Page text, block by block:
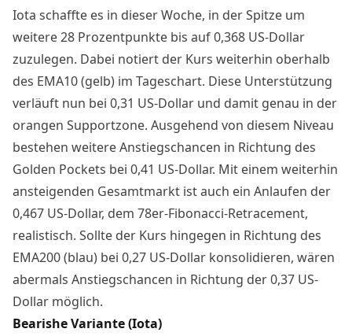
Iota schaffte es in dieser Woche, in der Spitze um
weitere 28 Prozentpunkte bis auf 0,368 US-Dollar
zuzulegen. Dabei notiert der Kurs weiterhin oberhalb
des EMA10 (gelb) im Tageschart. Diese Unterstützung
verläuft nun bei 0,31 US-Dollar und damit genau in der
orangen Supportzone. Ausgehend von diesem Niveau
bestehen weitere Anstiegschancen in Richtung des
Golden Pockets bei 0,41 US-Dollar. Mit einem weiterhin
ansteigenden Gesamtmarkt ist auch ein Anlaufen der
0,467 US-Dollar, dem 78er-Fibonacci-Retracement,
realistisch. Sollte der Kurs hingegen in Richtung des
EMA200 (blau) bei 0,27 US-Dollar konsolidieren, wären
abermals Anstiegschancen in Richtung der 0,37 US-
Dollar möglich.
Bearishe Variante (Iota)